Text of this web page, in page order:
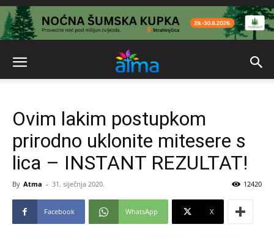
Ovim lakim postupkom
prirodno uklonite mitesere s
lica – INSTANT REZULTAT!
By Atma - 31. siječnja 2020. 12420
Facebook WhatsApp X